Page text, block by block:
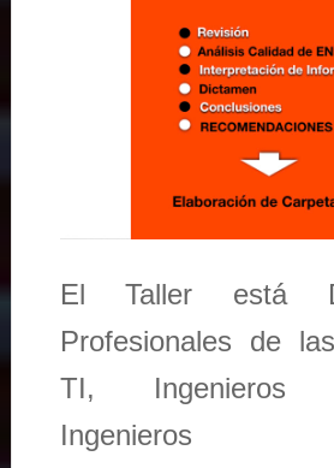
El Taller está
Profesionales de
TI, Ingenieros
Ingenieros